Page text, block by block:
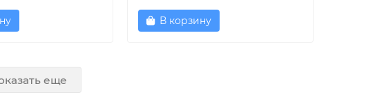
В корзину
еще